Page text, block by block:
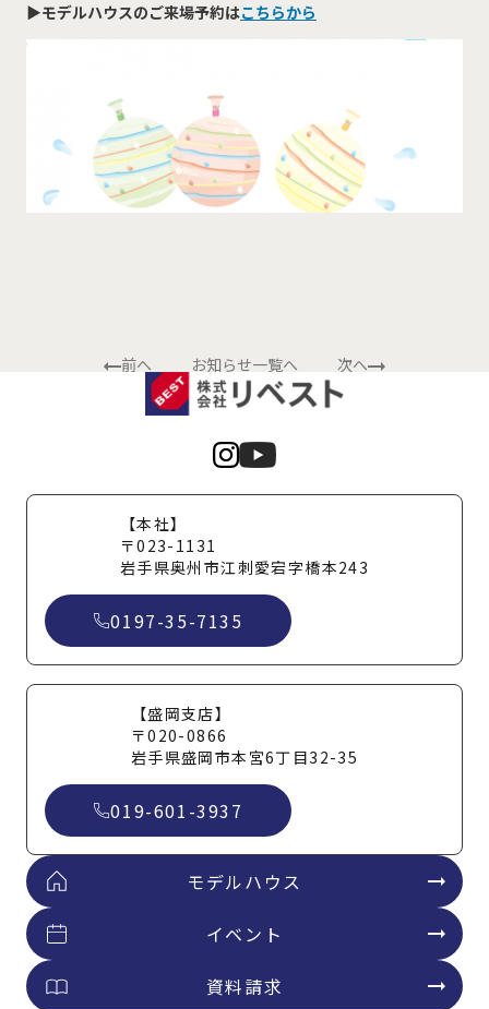
▶モデルハウスのご来場予約はこちらから
前へ お知らせ一覧へ 次へ
【本社】
〒023-1131
岩手県奥州市江刺愛宕字橋本243
0197-35-7135
【盛岡支店】
〒020-0866
岩手県盛岡市本宮6丁目32-35
019-601-3937
モデルハウス
イベント
資料請求